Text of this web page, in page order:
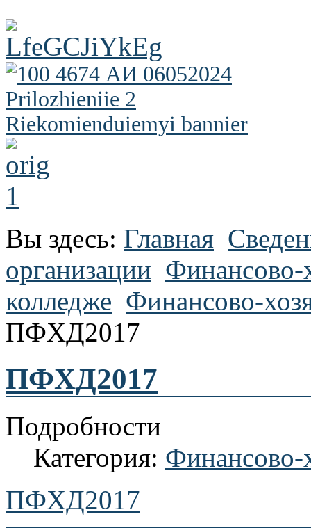
Вы здесь: Главная
организации Финансово-
колледже Финансово-
ПФХД2017
ПФХД2017
Подробности
Категория: Финансово-
ПФХД2017